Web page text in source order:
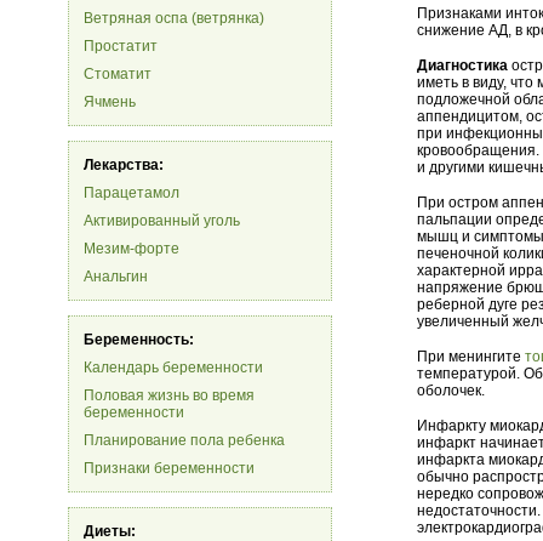
Ветряная оспа (ветрянка)
Простатит
Стоматит
Ячмень
Лекарства:
Парацетамол
Активированный уголь
Мезим-форте
Анальгин
Беременность:
Календарь беременности
Половая жизнь во время
беременности
Планирование пола ребенка
Признаки беременности
Диеты:
Признаками
снижение АД, в
Диагностика
иметь в виду, что
подложечной
аппендицитом,
при
и другими
При остром
пальпации
мышц и
печеночной
характерной
напряжение
реберной дуге
увеличенный
При менингите
температурой.
оболочек.
Инфаркту
инфаркт
инфаркта
обычно
нередко